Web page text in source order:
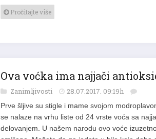
Pročitajte više
Ova voćka ima najjači
Zanimljivosti 28.07.2017. 09:19h
Prve šljive su stigle i mame svojom
se nalaze na vrhu liste od 24 vrste voća sa
delovanjem. U našem narodu ovo voće